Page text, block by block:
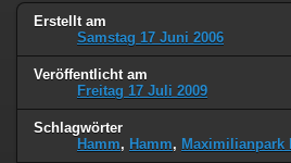
Erstellt am
Samstag 17 Juni 2006
Veröffentlicht am
Freitag 17 Juli 2009
Schlagwörter
Hamm, Hamm, Maximilianpark